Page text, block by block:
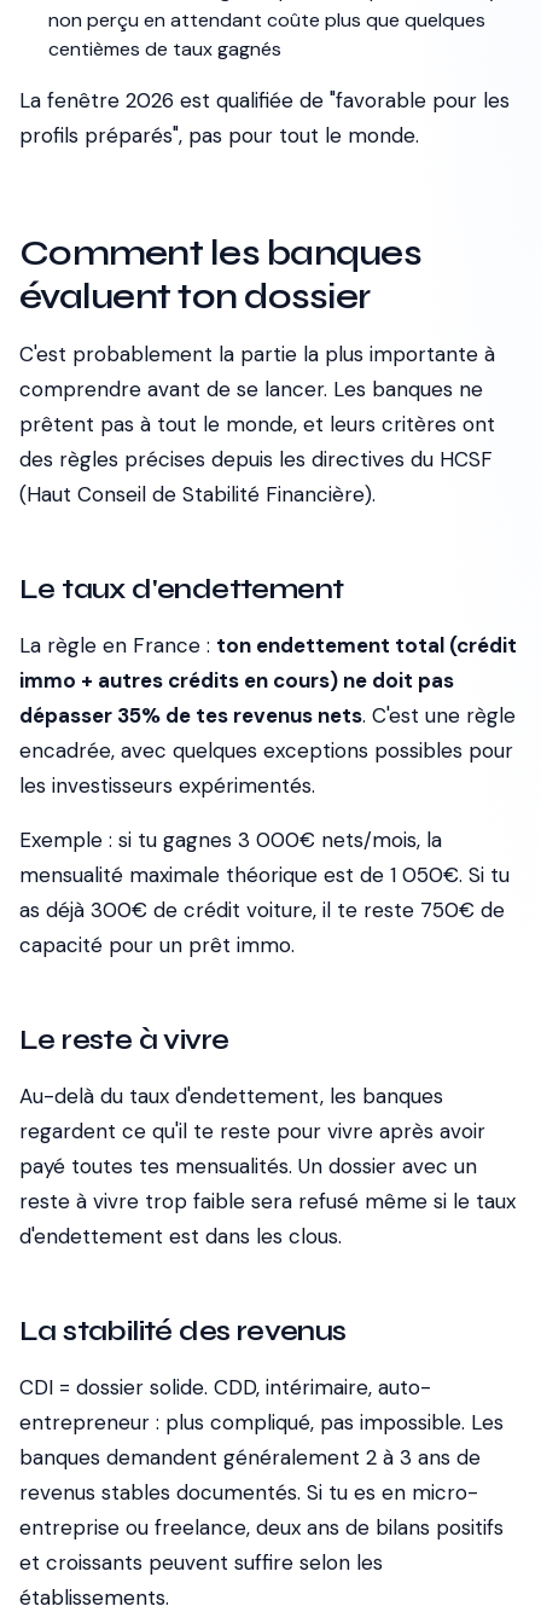
non perçu en attendant coûte plus que quelques
centièmes de taux gagnés
La fenêtre 2026 est qualifiée de "favorable pour les
profils préparés", pas pour tout le monde.
Comment les banques
évaluent ton dossier
C'est probablement la partie la plus importante à
comprendre avant de se lancer. Les banques ne
prêtent pas à tout le monde, et leurs critères ont
des règles précises depuis les directives du HCSF
(Haut Conseil de Stabilité Financière).
Le taux d'endettement
La règle en France : ton endettement total (crédit
immo + autres crédits en cours) ne doit pas
dépasser 35% de tes revenus nets. C'est une règle
encadrée, avec quelques exceptions possibles pour
les investisseurs expérimentés.
Exemple : si tu gagnes 3 000€ nets/mois, la
mensualité maximale théorique est de 1 050€. Si tu
as déjà 300€ de crédit voiture, il te reste 750€ de
capacité pour un prêt immo.
Le reste à vivre
Au-delà du taux d'endettement, les banques
regardent ce qu'il te reste pour vivre après avoir
payé toutes tes mensualités. Un dossier avec un
reste à vivre trop faible sera refusé même si le taux
d'endettement est dans les clous.
La stabilité des revenus
CDI = dossier solide. CDD, intérimaire, auto-
entrepreneur : plus compliqué, pas impossible. Les
banques demandent généralement 2 à 3 ans de
revenus stables documentés. Si tu es en micro-
entreprise ou freelance, deux ans de bilans positifs
et croissants peuvent suffire selon les
établissements.